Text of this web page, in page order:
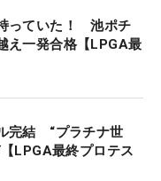
っていた！ 池ポチ
え一発合格【LPGA最
完結 “プラチナ世
LPGA最終プロテス